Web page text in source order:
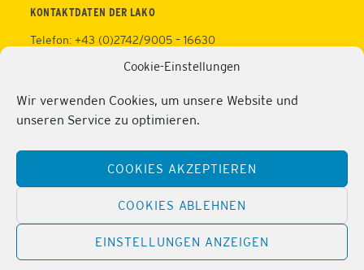
Cookie-Einstellungen
Wir verwenden Cookies, um unsere Website und
unseren Service zu optimieren.
COOKIES AKZEPTIEREN
COOKIES ABLEHNEN
EINSTELLUNGEN ANZEIGEN
KONTAKTDATEN DER LAKO
Telefon: +43 (0)2742/9005 – 16630
https://lako.at
Datenschutz
Impressum
Telefon: +43 (0)2286/2202
Mobil: +43 (0)676/81213100
https://lako.at/lako-service/personalvertretung/